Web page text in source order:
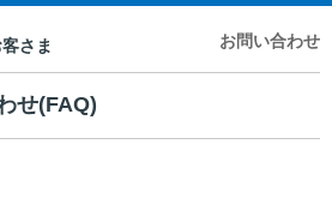
お問い合わせ
せ(FAQ)